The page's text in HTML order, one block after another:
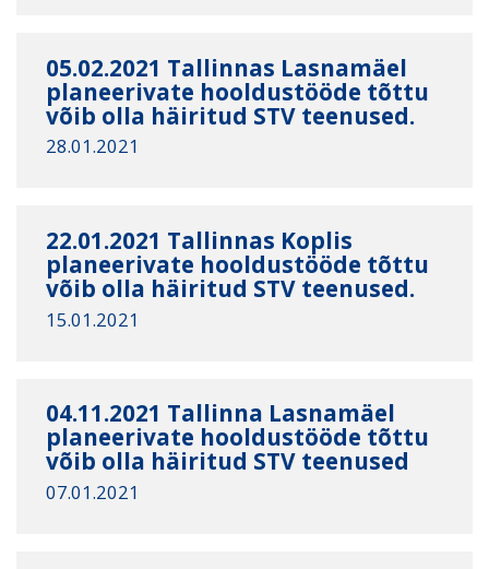
05.02.2021 Tallinnas Lasnamäel
planeerivate hooldustööde tõttu
võib olla häiritud STV teenused.
28.01.2021
22.01.2021 Tallinnas Koplis
planeerivate hooldustööde tõttu
võib olla häiritud STV teenused.
15.01.2021
04.11.2021 Tallinna Lasnamäel
planeerivate hooldustööde tõttu
võib olla häiritud STV teenused
07.01.2021